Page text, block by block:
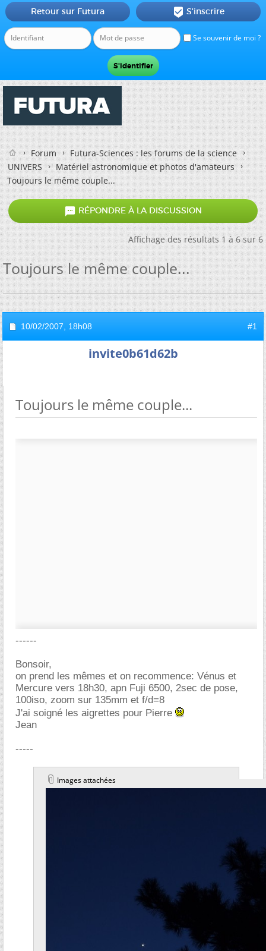
Se souvenir de moi ?
Retour sur Futura  S'inscrire
Forum
Futura-Sciences : les forums de la science
UNIVERS
Matériel astronomique et photos d'amateurs
Toujours le même couple...
 RÉPONDRE À LA DISCUSSION
Affichage des résultats 1 à 6 sur 6
Toujours le même couple...
10/02/2007, 18h08 #1
invite0b61d62b
Toujours le même couple...
------
Bonsoir,
on prend les mêmes et on recommence: Vénus et
Mercure vers 18h30, apn Fuji 6500, 2sec de pose,
100iso, zoom sur 135mm et f/d=8
J'ai soigné les aigrettes pour Pierre
Jean
-----
Images attachées